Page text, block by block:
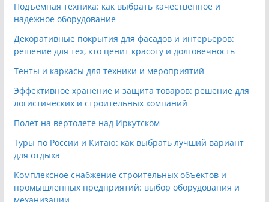
Подъемная техника: как выбрать качественное и
надежное оборудование
Декоративные покрытия для фасадов и интерьеров:
решение для тех, кто ценит красоту и долговечность
Тенты и каркасы для техники и мероприятий
Эффективное хранение и защита товаров: решение для
логистических и строительных компаний
Полет на вертолете над Иркутском
Туры по России и Китаю: как выбрать лучший вариант
для отдыха
Комплексное снабжение строительных объектов и
промышленных предприятий: выбор оборудования и